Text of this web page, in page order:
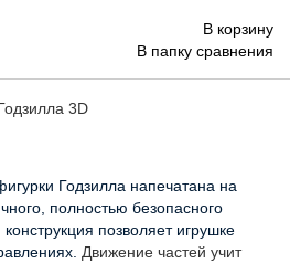
для развития моторики у
5 1 529 USD In stock New
В корзину
В папку сравнения
Годзилла напечатана на
полностью безопасного
позволяет игрушке
Движение частей учит